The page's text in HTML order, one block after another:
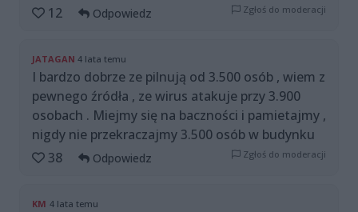
12
Odpowiedz Zgłoś do moderacji
JATAGAN 4 lata temu
I bardzo dobrze ze pilnują od 3.500 osób , wiem z
pewnego źródła , ze wirus atakuje przy 3.900
osobach . Miejmy się na baczności i pamietajmy ,
nigdy nie przekraczajmy 3.500 osób w budynku
38
Odpowiedz Zgłoś do moderacji
KM 4 lata temu